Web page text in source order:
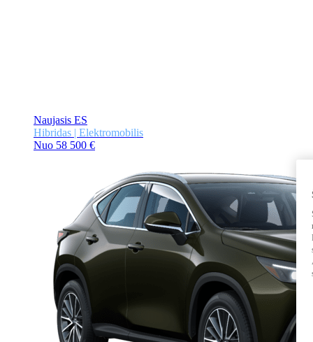
Naujasis ES
Hibridas | Elektromobilis
Nuo 58 500 €